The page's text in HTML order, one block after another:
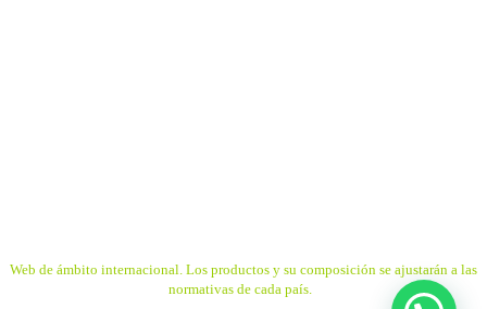
Web de ámbito internacional. Los productos y su composición se ajustarán a las
normativas de cada país.